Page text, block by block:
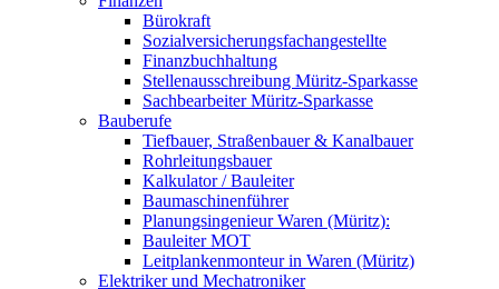
Bürokraft
Sozialversicherungsfachangestellte
Finanzbuchhaltung
Stellenausschreibung Müritz-Sparkasse
Sachbearbeiter Müritz-Sparkasse
Bauberufe
Tiefbauer, Straßenbauer & Kanalbauer
Rohrleitungsbauer
Kalkulator / Bauleiter
Baumaschinenführer
Planungsingenieur Waren (Müritz):
Bauleiter MOT
Leitplankenmonteur in Waren (Müritz)
Elektriker und Mechatroniker